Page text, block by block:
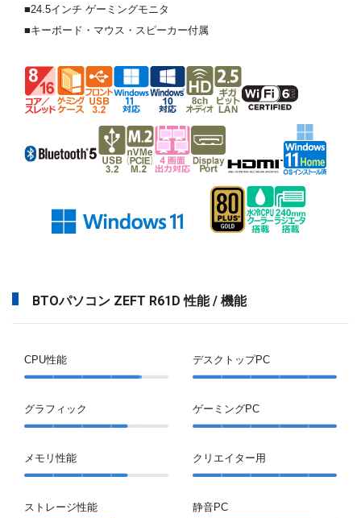
■24.5インチ ゲーミングモニタ
■キーボード・マウス・スピーカー付属
BTOパソコン ZEFT R61D 性能 / 機能
CPU性能
グラフィック
メモリ性能
ストレージ性能
デスクトップPC
ゲーミングPC
クリエイター用
静音PC